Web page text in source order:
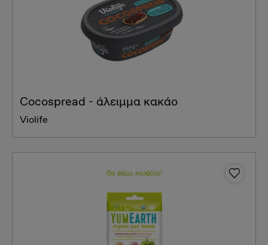
Cocospread - άλειμμα κακάο
Violife